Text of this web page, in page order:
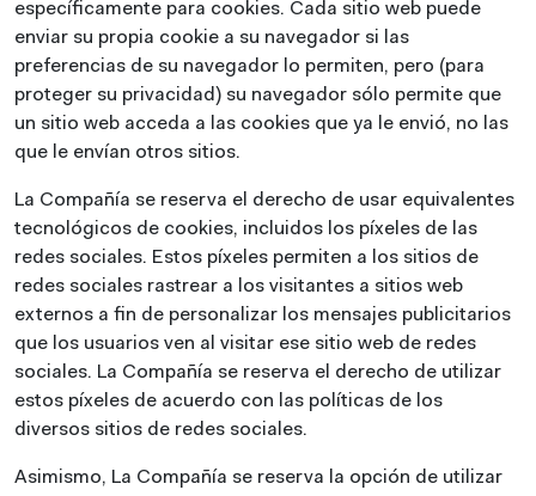
específicamente para cookies. Cada sitio web puede
enviar su propia cookie a su navegador si las
preferencias de su navegador lo permiten, pero (para
proteger su privacidad) su navegador sólo permite que
un sitio web acceda a las cookies que ya le envió, no las
que le envían otros sitios.
La Compañía se reserva el derecho de usar equivalentes
tecnológicos de cookies, incluidos los píxeles de las
redes sociales. Estos píxeles permiten a los sitios de
redes sociales rastrear a los visitantes a sitios web
externos a fin de personalizar los mensajes publicitarios
que los usuarios ven al visitar ese sitio web de redes
sociales. La Compañía se reserva el derecho de utilizar
estos píxeles de acuerdo con las políticas de los
diversos sitios de redes sociales.
Asimismo, La Compañía se reserva la opción de utilizar